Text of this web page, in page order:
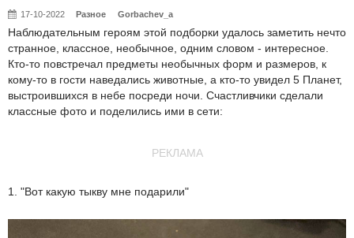
17-10-2022 Разное Gorbachev_a
Наблюдательным героям этой подборки удалось заметить нечто
странное, классное, необычное, одним словом - интересное.
Кто-то повстречал предметы необычных форм и размеров, к
кому-то в гости наведались животные, а кто-то увидел 5 Планет,
выстроившихся в небе посреди ночи. Счастливчики сделали
классные фото и поделились ими в сети:
РЕКЛАМА
1. "Вот какую тыкву мне подарили"